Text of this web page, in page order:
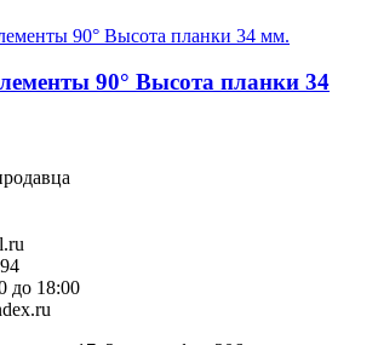
90° Высота планки 34
до 18:00